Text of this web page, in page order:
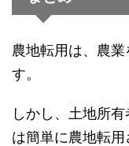
農地転用は、農
す。
しかし、土地所
は簡単に農地転用